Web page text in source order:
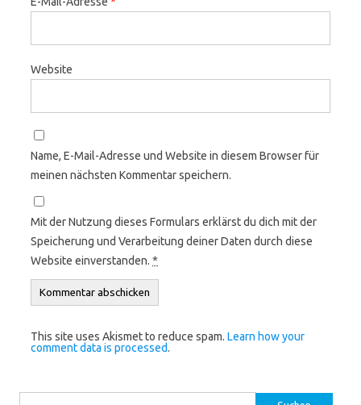
Website
Name, E-Mail-Adresse und Website in diesem Browser für
meinen nächsten Kommentar speichern.
Mit der Nutzung dieses Formulars erklärst du dich mit der
Speicherung und Verarbeitung deiner Daten durch diese
Website einverstanden. *
This site uses Akismet to reduce spam. Learn how your
comment data is processed.